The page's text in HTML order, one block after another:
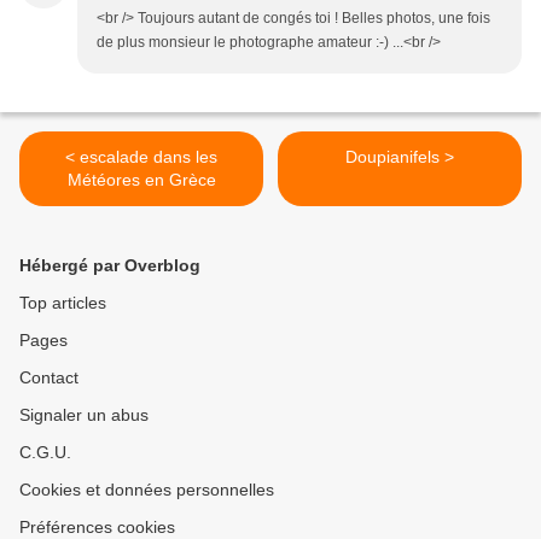
<br /> Toujours autant de congés toi ! Belles photos, une fois
de plus monsieur le photographe amateur :-) ...<br />
< escalade dans les
Météores en Grèce
Doupianifels >
Hébergé par Overblog
Top articles
Pages
Contact
Signaler un abus
C.G.U.
Cookies et données personnelles
Préférences cookies